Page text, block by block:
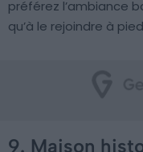
préférez l’ambiance
qu’à le rejoindre à
9. Maison